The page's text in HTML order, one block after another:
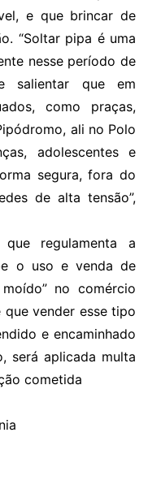
e que brincar de
“Soltar pipa é uma
nesse período de
salientar que em
como praças,
ali no Polo
adolescentes e
segura, fora do
de alta tensão”,
regulamenta a
o uso e venda de
no comércio
vender esse tipo
e encaminhado
será aplicada multa
cometida